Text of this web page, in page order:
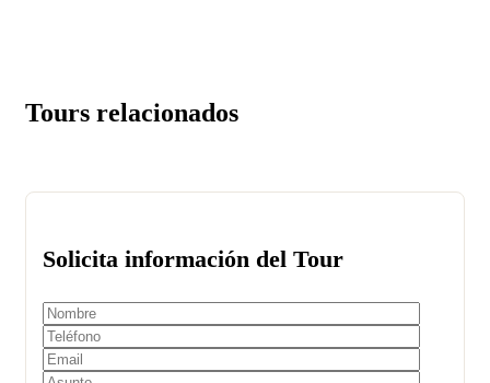
Tours relacionados
Solicita información del Tour